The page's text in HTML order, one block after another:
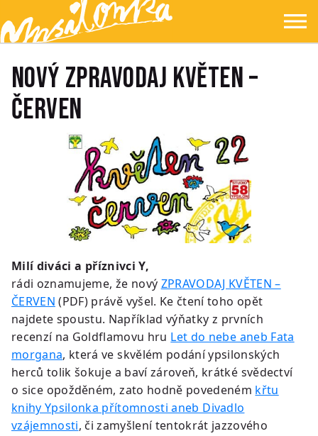
Přejít na hlavní obsah
Přejít na navigaci
Přejít na hledání
Ypsilonka ☰
NOVÝ ZPRAVODAJ KVĚTEN –
ČERVEN
Milí diváci a příznivci Y,
rádi oznamujeme, že nový ZPRAVODAJ KVĚTEN –
ČERVEN (PDF) právě vyšel. Ke čtení toho opět
najdete spoustu. Například výňatky z prvních
recenzí na Goldflamovu hru Let do nebe aneb Fata
morgana, která ve skvělém podání ypsilonských
herců tolik šokuje a baví zároveň, krátké svědectví
o sice opožděném, zato hodně povedeném křtu
knihy Ypsilonka přítomnosti aneb Divadlo
vzájemnosti, či zamyšlení tentokrát jazzového